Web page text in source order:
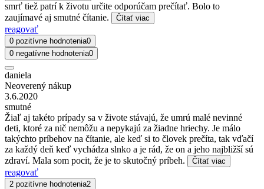
smrť tiež patrí k životu určite odporúčam prečítať. Bolo to
zaujímavé aj smutné čítanie.
Čítať viac
reagovať
0 pozitívne hodnotenia0
0 negatívne hodnotenia0
daniela
Neoverený nákup
3.6.2020
smutné
Žiaľ aj takéto prípady sa v živote stávajú, že umrú malé nevinné
deti, ktoré za nič nemôžu a nepykajú za žiadne hriechy. Je málo
takýchto príbehov na čítanie, ale keď si to človek prečíta, tak vďačí
za každý deň keď vychádza slnko a je rád, že on a jeho najbližší sú
zdraví. Mala som pocit, že je to skutočný príbeh.
Čítať viac
reagovať
2 pozitívne hodnotenia2